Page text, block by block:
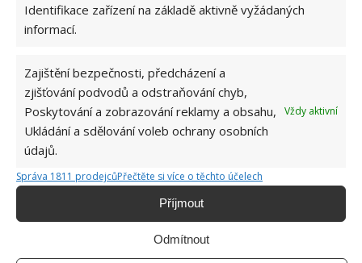
Identifikace zařízení na základě aktivně vyžádaných
informací.
Zajištění bezpečnosti, předcházení a
zjišťování podvodů a odstraňování chyb,
Poskytování a zobrazování reklamy a obsahu,
Ukládání a sdělování voleb ochrany osobních
údajů.
Vždy aktivní
Správa 1811 prodejcůPřečtěte si více o těchto účelech
Příjmout
Odmítnout
přidala během svých studií a práce
redaktorky ji tak nadchla, že se
rozhodla zůstat. Její v...[Více o
autorovi]